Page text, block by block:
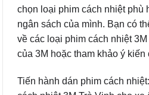
chọn loại phim cách nhiệt phù
ngân sách của mình. Bạn có
về các loại phim cách nhiệt
của 3M hoặc tham khảo ý kiến
Tiến hành dán phim cách